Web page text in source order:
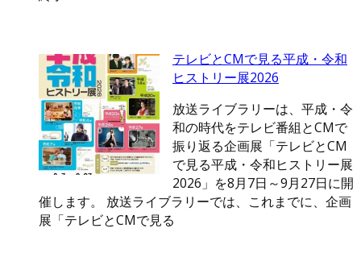
テレビとCMで見る平成・令和
ヒストリー展2026
放送ライブラリーは、平成・令
和の時代をテレビ番組とCMで
振り返る企画展「テレビとCM
で見る平成・令和ヒストリー展
2026」を8月7日～9月27日に開
催します。 放送ライブラリーでは、これまでに、企画
展「テレビとCMで見る